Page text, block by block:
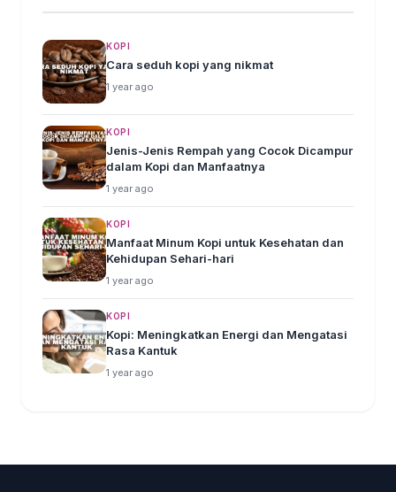
KOPI
Cara seduh kopi yang nikmat
1 year ago
KOPI
Jenis-Jenis Rempah yang Cocok Dicampur
dalam Kopi dan Manfaatnya
1 year ago
KOPI
Manfaat Minum Kopi untuk Kesehatan dan
Kehidupan Sehari-hari
1 year ago
KOPI
Kopi: Meningkatkan Energi dan Mengatasi
Rasa Kantuk
1 year ago